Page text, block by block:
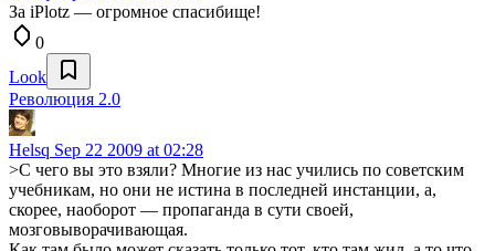
За iPlotz — огромное спасибище!
0
Look
Революция 2.0
Helsq Sep 22 2009 at 02:28
>С чего вы это взяли? Многие из нас учились по советским
учебникам, но они не истина в последней инстанции, а,
скорее, наоборот — пропаганда в сути своей,
мозговыворачивающая.